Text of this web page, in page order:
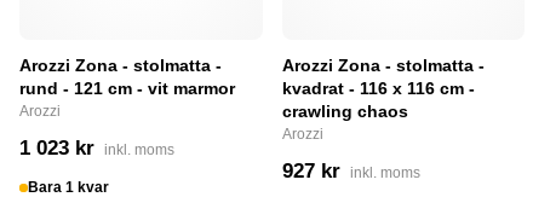
Arozzi Zona - stolmatta -
rund - 121 cm - vit marmor
Arozzi
1 023 kr inkl. moms
Bara 1 kvar
Arozzi Zona - stolmatta -
kvadrat - 116 x 116 cm -
crawling chaos
Arozzi
927 kr inkl. moms